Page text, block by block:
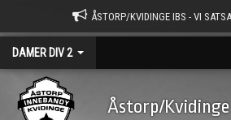
ÅSTORP/KVIDINGE IBS - VI
DAMER DIV 2
Åstorp/Kvidinge